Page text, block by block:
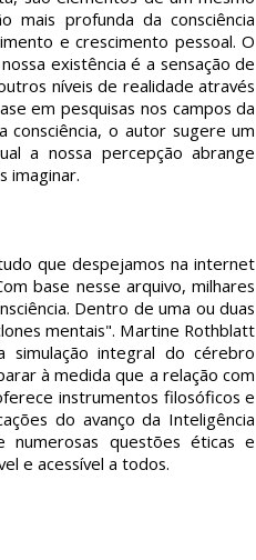
mais profunda da consciência
e crescimento pessoal. O
existência é a sensação de
níveis de realidade através
em pesquisas nos campos da
consciência, o autor sugere um
a nossa percepção abrange
imaginar.
que despejamos na internet
base nesse arquivo, milhares
Dentro de uma ou duas
mentais". Martine Rothblatt
integral do cérebro
à medida que a relação com
instrumentos filosóficos e
do avanço da Inteligência
questões éticas e
e acessível a todos.